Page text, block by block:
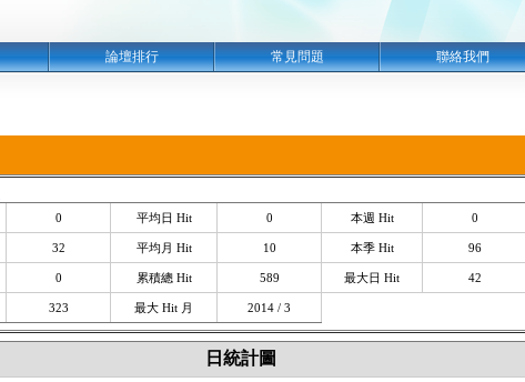
論壇排行 常見問題 聯絡我們
0 平均日 Hit 0 本週 Hit 0
32 平均月 Hit 10 本季 Hit 96
0 累積總 Hit 589 最大日 Hit 42
323 最大 Hit 月 2014 / 3
日統計圖